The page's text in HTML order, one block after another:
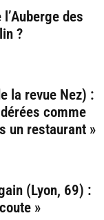
des
?
la revue Nez) :
comme
un restaurant »
(Lyon, 69) :
»